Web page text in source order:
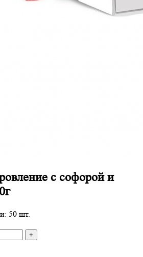
с софорой и
50 шт.
+